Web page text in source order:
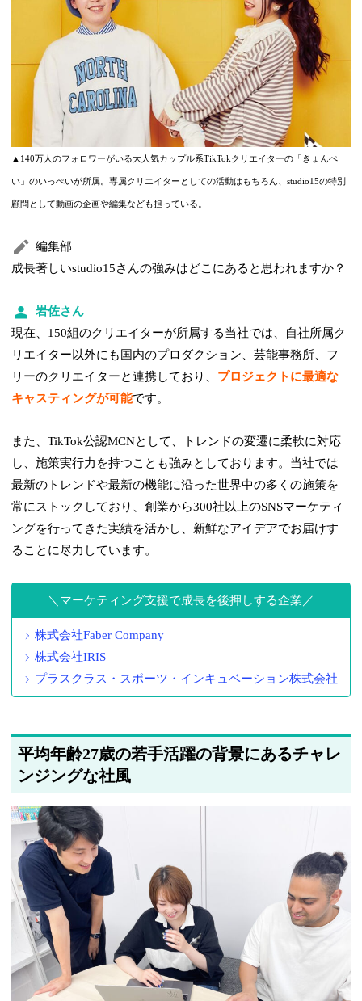
▲140万人のフォロワーがいる大人気カップル系TikTokクリエイターの「きょんぺ
い」のいっぺいが所属。専属クリエイターとしての活動はもちろん、studio15の特別
顧問として動画の企画や編集なども担っている。
編集部
成長著しいstudio15さんの強みはどこにあると思われますか？
岩佐さん
現在、150組のクリエイターが所属する当社では、自社所属ク
リエイター以外にも国内のプロダクション、芸能事務所、フ
リーのクリエイターと連携しており、 プロジェクトに最適な
キャスティングが可能です。
また、TikTok公認MCNとして、トレンドの変遷に柔軟に対応
し、施策実行力を持つことも強みとしております。当社では
最新のトレンドや最新の機能に沿った世界中の多くの施策を
常にストックしており、創業から300社以上のSNSマーケティ
ングを行ってきた実績を活かし、新鮮なアイデアでお届けす
ることに尽力しています。
マーケティング支援で成長を後押しする企業
株式会社Faber Company
株式会社IRIS
プラスクラス・スポーツ・インキュベーション株式会社
平均年齢27歳の若手活躍の背景にあるチャレ
ンジングな社風